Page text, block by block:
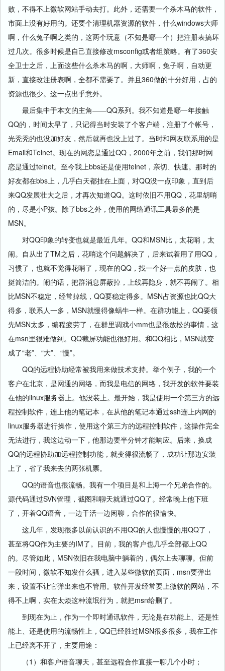
败，不得不上微软网站手动去打。此外，还需要一个杀木马的软件，
市面上没有好用的。还要个清理机器资源的软件，什么windows大师
啊，什么兔子啊之类的，这两个玩意（不知是哪一个）把注册表搞坏
过几次。很多时候是自己直接修改msconfig或者组策略。有了360安
全卫士之后，上面这些什么杀木马的啊，大师啊，兔子啊，自动更
新，直接改注册表啊，全都不需要了。并且360做的十分好用，占的
资源也很少。这一点出乎意外。
最后集中于本文的主角——QQ系列。我不知道是哪一年接触
QQ的，时间太早了，只记得当时安装了个客户端，注册了个帐号，
光秃秃的也没加好友，然后就再也没上过了。当时和网友联系用的是
Email和Telnet。现在的网恋是通过QQ，2000年之前，我们那时网
恋是通过telnet。至今我上bbs还是使用telnet，亲切、快速。那时的
好友都在bbs上，几乎白天都挂在上面，对QQ没一点印象，直到后
来QQ发展壮大之后，才再次知道QQ。这时依旧不用QQ，花里胡哨
的，尽是小P孩。除了bbs之外，使用的网络通讯工具最多的是
MSN。
对QQ印象的转变也就是最近几年。QQ和MSN比，太花哨，太
闹。自从出了TM之后，花哨这个问题解决了，后来试着用了用QQ，
习惯了，也就不觉得花哨了，现在的QQ，找一个好一点的皮肤，也
挺简洁的。闹的话，把群消息屏蔽掉，上线再隐身，就不再闹了。相
比MSN不稳定，经常掉线，QQ要稳定得多。MSN占资源也比QQ大
得多，联系人一多，MSN就慢得像蜗牛一样。在群功能上，QQ要领
先MSN太多，编程疲劳了，在群里调戏小mm也是很放松的事情，这
在msn里很难做到。QQ截屏功能也很好用。和QQ相比，MSN就变
成了“老”、“大”、“慢”。
QQ的远程协助经常被我用来做技术支持。举个例子，我的一个
客户在北京，是网通的网络，而我是电信的网络，我开发的软件要装
在他的linux服务器上。他没装上。最开始，我是使用一个第三方的远
程控制软件，连上他的笔记本，在从他的笔记本通过ssh连上内网的
linux服务器进行操作，使用这个第三方的远程控制软件，这操作完全
无法进行，我这边动一下，他那边要半分钟才能响应。后来，换成
QQ的远程协助加远程控制功能，就变得很流畅了，成功让那边安装
上了，省了我来去的两张机票。
QQ的语音也很流畅。我有一个项目是和上海一个兄弟合作的。
源代码通过SVN管理，截图和聊天就通过QQ了。经常晚上他下班
了，开着QQ语音，一边干活一边闲聊，合作的很愉快。
这几年，发现很多以前认识的不用QQ的人也慢慢的用QQ了，
甚至将QQ作为主要的IM了。目前，我的客户也几乎全部都上QQ
的。尽管如此，MSN依旧在我电脑中躺着的，偶尔上去聊聊。但前
一段时间，微软不知发什么骚，进入某些微软的页面，msn要弹出
来，设置不让它弹出来也不管用。软件开发经常要上微软的网站，不
得不上啊，实在太烦这种流氓行为，就把msn给删了。
到现在为止，作为一个即时通讯软件，无论是在功能上、还是性
能上、还是使用的流畅性上，QQ已经胜过MSN很多很多，我在工作
上已经离不开了，主要用途：
（1）和客户语音聊天，甚至远程合作直接一聊几个小时；